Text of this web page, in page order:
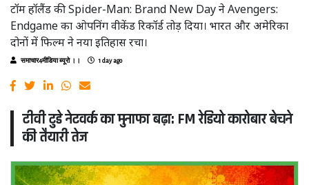
टॉम हॉलैंड की Spider-Man: Brand New Day ने Avengers:
Endgame का ओपनिंग वीकेंड रिकॉर्ड तोड़ दिया। भारत और अमेरिका
दोनों में फिल्म ने नया इतिहास रचा।
समाचार4मीडिया ब्यूरो ।। 1 day ago
टीवी टुडे नेटवर्क का मुनाफा बढ़ा: FM रेडियो कारोबार बेचने
की तैयारी तेज